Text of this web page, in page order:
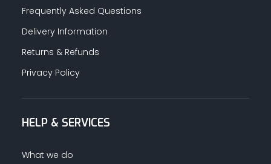
Frequently Asked Questions
Delivery Information
Returns & Refunds
Privacy Policy
HELP & SERVICES
What we do